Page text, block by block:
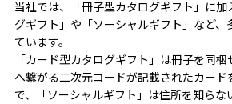
当社では、「冊子型カタログギフト」に加
グギフト」や「ソーシャルギフト」など、
ています。
「カード型カタログギフト」は冊子を同
へ繋がる二次元コードが記載されたカード
で、「ソーシャルギフト」は住所を知らな